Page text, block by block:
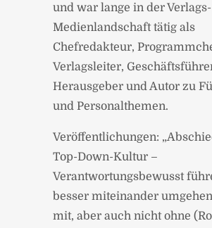
und war lange in der
Medienlandschaft tätig als
Chefredakteur,
Verlagsleiter,
Herausgeber und Autor zu
und Personal­themen.
Veröffentlichungen:
Top-Down-Kultur –
Verantwortungsbewusst
besser miteinander
mit, aber auch nicht ohne